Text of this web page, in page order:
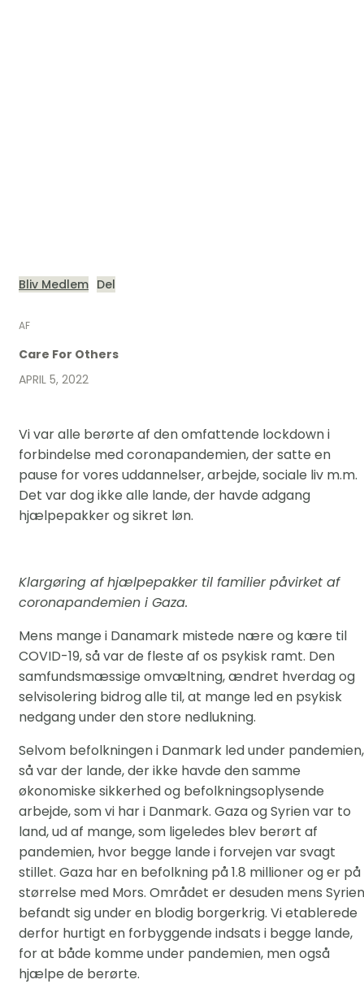
Bliv Medlem Del
AF
Care For Others
APRIL 5, 2022
Vi var alle berørte af den omfattende lockdown i
forbindelse med coronapandemien, der satte en
pause for vores uddannelser, arbejde, sociale liv m.m.
Det var dog ikke alle lande, der havde adgang
hjælpepakker og sikret løn.
Klargøring af hjælpepakker til familier påvirket af
coronapandemien i Gaza.
Mens mange i Danamark mistede nære og kære til
COVID-19, så var de fleste af os psykisk ramt. Den
samfundsmæssige omvæltning, ændret hverdag og
selvisolering bidrog alle til, at mange led en psykisk
nedgang under den store nedlukning.
Selvom befolkningen i Danmark led under pandemien,
så var der lande, der ikke havde den samme
økonomiske sikkerhed og befolkningsoplysende
arbejde, som vi har i Danmark. Gaza og Syrien var to
land, ud af mange, som ligeledes blev berørt af
pandemien, hvor begge lande i forvejen var svagt
stillet. Gaza har en befolkning på 1.8 millioner og er på
størrelse med Mors. Området er desuden mens Syrien
befandt sig under en blodig borgerkrig. Vi etablerede
derfor hurtigt en forbyggende indsats i begge lande,
for at både komme under pandemien, men også
hjælpe de berørte.